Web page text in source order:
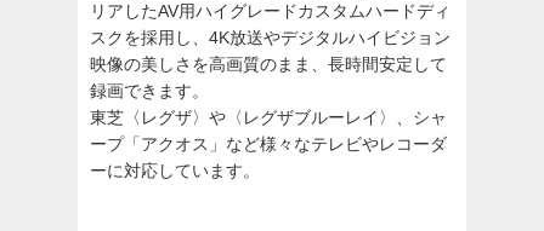
リアしたAV用ハイグレードカスタムハードディ
スクを採用し、4K放送やデジタルハイビジョン
映像の美しさを高画質のまま、長時間安定して
録画できます。
東芝〈レグザ〉や〈レグザブルーレイ〉、シャ
ープ「アクオス」など様々なテレビやレコーダ
ーに対応しています。